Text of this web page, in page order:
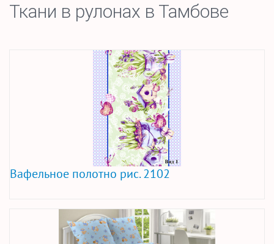
Ткани в рулонах в Тамбове
Вафельное полотно рис. 2102